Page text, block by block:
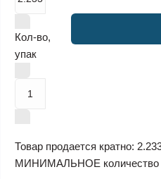
Кол-во,
упак
Товар продается кратно:
МИНИМАЛЬНОЕ количество